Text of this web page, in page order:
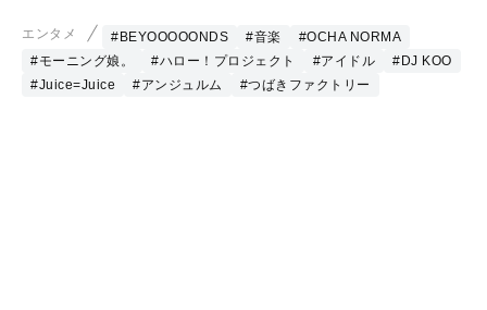
エンタメ #BEYOOOOONDS #音楽
#OCHA NORMA
#モーニング娘。
#ハロー！プロジェクト #アイドル
#DJ KOO
#Juice=Juice
#アンジュルム #つばきファクトリー